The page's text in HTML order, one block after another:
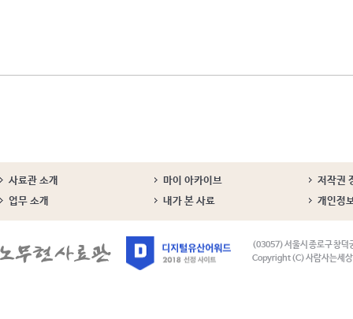
사료관 소개 마이 아카이브
저작권
업무 소개
내가 본 사료 개인정
(03057) 서울시 종로구 창덕
Copyright (C) 사람사는세